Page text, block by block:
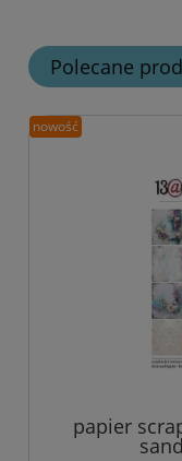
Polecane
papier
nowość